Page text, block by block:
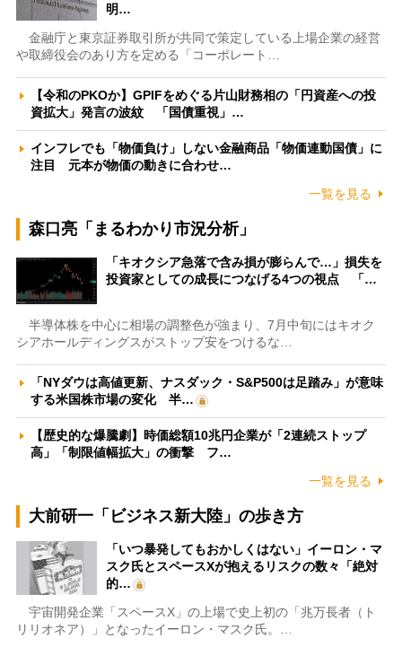
明…
金融庁と東京証券取引所が共同で策定している上場企業の経営
や取締役会のあり方を定める「コーポレート…
【令和のPKOか】GPIFをめぐる片山財務相の「円資産への投
資拡大」発言の波紋 「国債重視」…
インフレでも「物価負け」しない金融商品「物価連動国債」に
注目 元本が物価の動きに合わせ…
一覧を見る
森口亮「まるわかり市況分析」
「キオクシア急落で含み損が膨らんで…」損失を
投資家としての成長につなげる4つの視点 「…
半導体株を中心に相場の調整色が強まり、7月中旬にはキオク
シアホールディングスがストップ安をつけるな…
「NYダウは高値更新、ナスダック・S&P500は足踏み」が意味
する米国株市場の変化 半…
【歴史的な爆騰劇】時価総額10兆円企業が「2連続ストップ
高」「制限値幅拡大」の衝撃 フ…
一覧を見る
大前研一「ビジネス新大陸」の歩き方
「いつ暴発してもおかしくはない」イーロン・マ
スク氏とスペースXが抱えるリスクの数々「絶対
的…
宇宙開発企業「スペースX」の上場で史上初の「兆万長者（ト
リリオネア）」となったイーロン・マスク氏。…